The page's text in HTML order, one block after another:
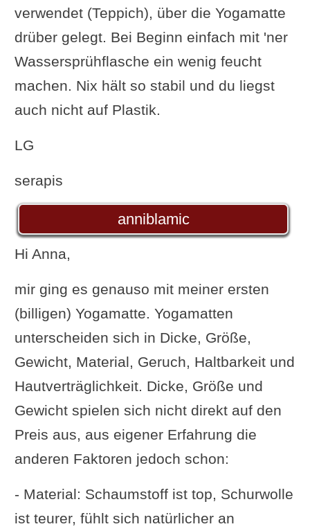
verwendet (Teppich), über die Yogamatte
drüber gelegt. Bei Beginn einfach mit 'ner
Wassersprühflasche ein wenig feucht
machen. Nix hält so stabil und du liegst
auch nicht auf Plastik.
LG
serapis
anniblamic
Hi Anna,
mir ging es genauso mit meiner ersten
(billigen) Yogamatte. Yogamatten
unterscheiden sich in Dicke, Größe,
Gewicht, Material, Geruch, Haltbarkeit und
Hautverträglichkeit. Dicke, Größe und
Gewicht spielen sich nicht direkt auf den
Preis aus, aus eigener Erfahrung die
anderen Faktoren jedoch schon:
- Material: Schaumstoff ist top, Schurwolle
ist teurer, fühlt sich natürlicher an